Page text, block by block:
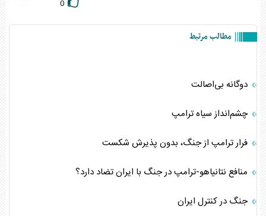
0
مطالب مرتبط
دوگانه بی‌اصالت
چشم‌انداز سیاه ترامپ
فرار ترامپ از جنگ، بدون پذیرش شکست
منافع نتانیاهو-ترامپ در جنگ با ایران تضاد دارد؟
جنگ در کنترل ایران